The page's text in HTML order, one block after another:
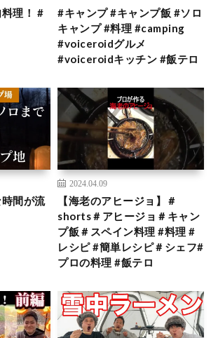
理！ #
#キャンプ #キャンプ飯 #ソロ
キャンプ #料理 #camping
#voiceroidグルメ
#voiceroidキッチン #飯テロ
時間が流
2024.04.09
【海老のアヒージョ】＃
shorts＃アヒージョ＃キャン
プ飯＃スペイン料理 #料理 #
レシピ #簡単レシピ＃シェフ#
プロの料理 #飯テロ